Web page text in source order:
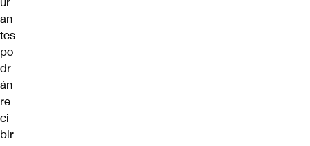
an
tes
po
dr
án
re
ci
bir